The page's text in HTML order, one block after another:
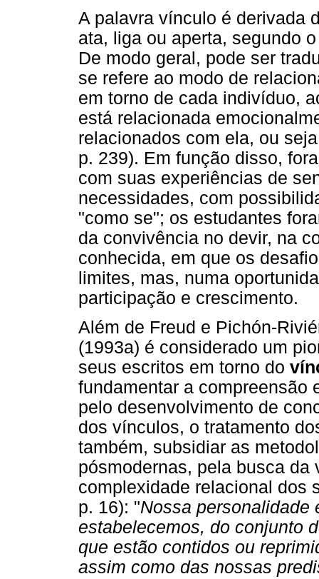
A palavra vínculo é derivada
ata, liga ou aperta, segundo
De modo geral, pode ser
se refere ao modo de
em torno de cada indivíduo,
está relacionada
relacionados com ela, ou
p. 239). Em função disso,
com suas experiências de
necessidades, com
"como se"; os estudantes
da convivência no devir, na
conhecida, em que os
limites, mas, numa
participação e crescimento.
Além de Freud e Pichón-
(1993a) é considerado um
seus escritos em torno do
fundamentar a compreensão
pelo desenvolvimento de
dos vínculos, o tratamento
também, subsidiar as
pósmodernas, pela busca
complexidade relacional dos
p. 16): "Nossa personalidade
estabelecemos, do conjunto
que estão contidos ou
assim como das nossas